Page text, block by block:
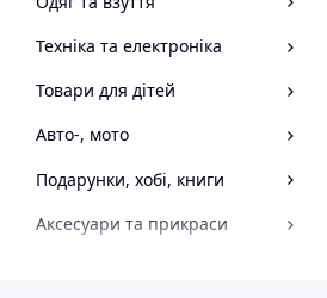
Техніка та електроніка
Товари для дітей
Авто-, мото
Подарунки, хобі, книги
Аксесуари та прикраси